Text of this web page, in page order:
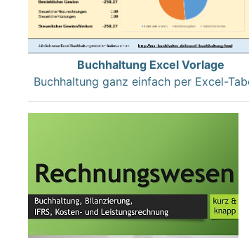
Buchhaltung Excel Vorlage
Buchhaltung ganz einfach per Excel-